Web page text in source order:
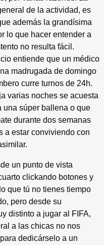
de la actividad, es
además la grandísima
lo que hacer entender a
no resulta fácil.
entiende que un médico
madrugada de domingo
curre turnos de 24h.
varias noches se acuesta
una súper ballena o que
durante dos semanas
a estar conviviendo con
un punto de vista
clickando botones y
que tú no tienes tiempo
pero desde su
distinto a jugar al FIFA,
a las chicas no nos
dedicárselo a un